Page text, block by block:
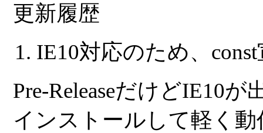
更新履歴
IE10対応のため、
Pre-ReleaseだけどIE10
インストールして軽く